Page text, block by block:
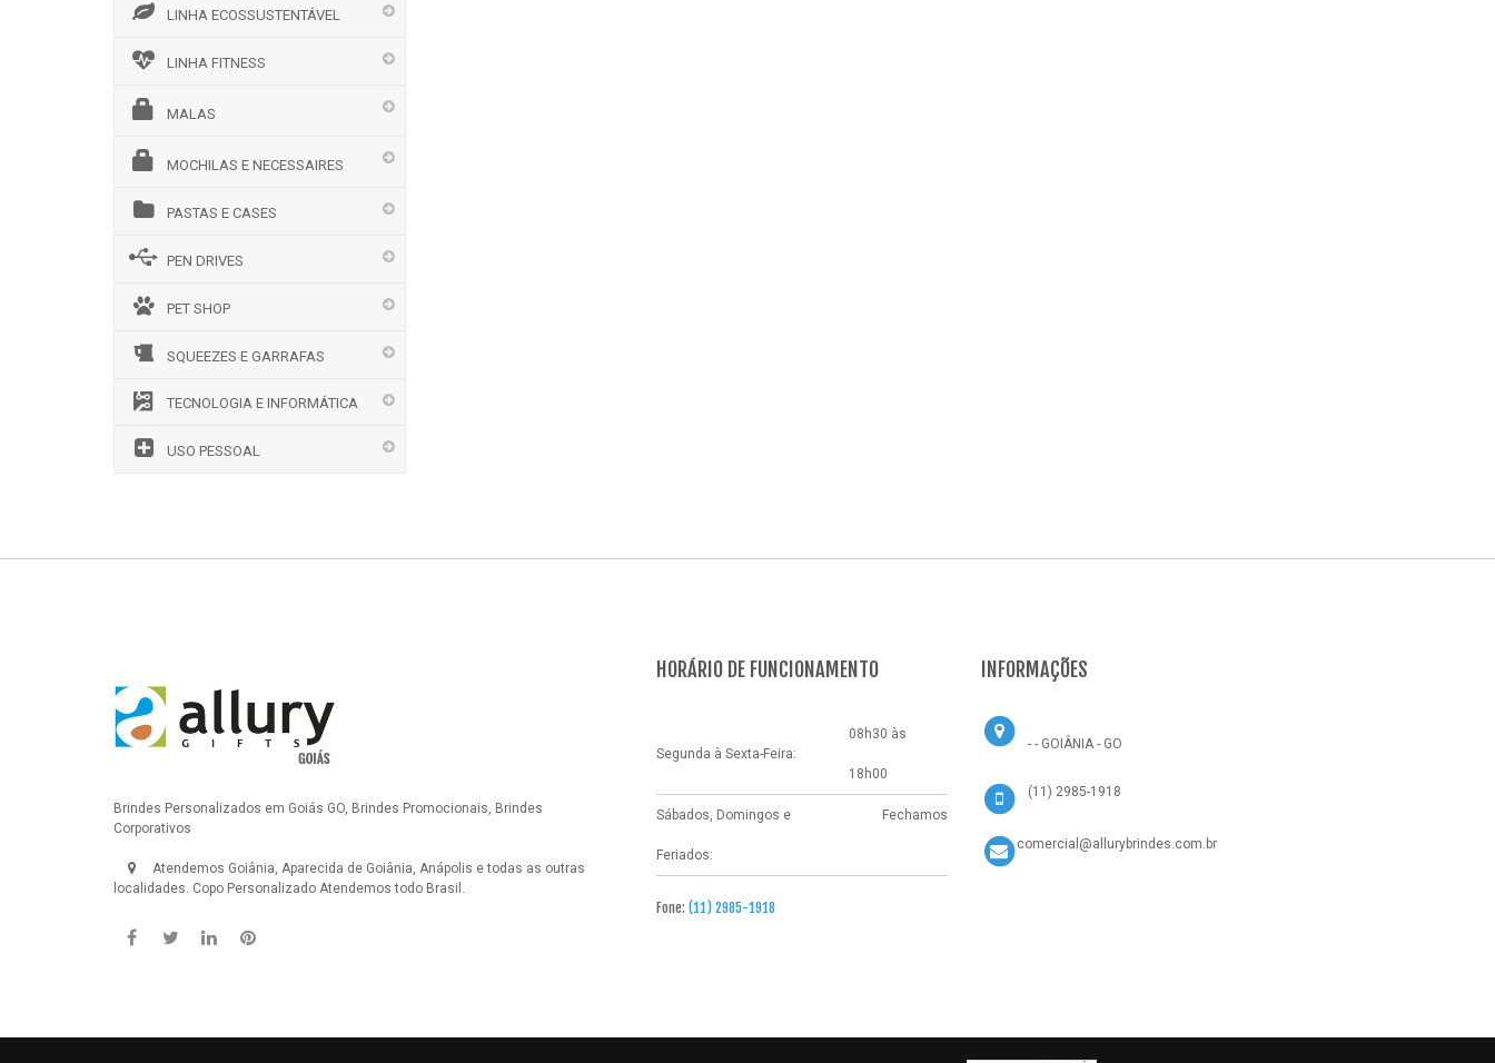
LINHA ECOSSUSTENTÁVEL
LINHA FITNESS
MALAS
MOCHILAS E NECESSAIRES
PASTAS E CASES
PEN DRIVES
PET SHOP
SQUEEZES E GARRAFAS
TECNOLOGIA E INFORMÁTICA
USO PESSOAL
Brindes Personalizados em Goiás GO, Brindes Promocionais, Brindes
Corporativos
Atendemos Goiânia, Aparecida de Goiânia, Anápolis e todas as outras
localidades. Copo Personalizado Atendemos todo Brasil.
HORÁRIO DE FUNCIONAMENTO
Segunda à Sexta-Feira:
08h30 às
18h00
Sábados, Domingos e
Feriados:
Fechamos
Fone: (11) 2985-1918
INFORMAÇÕES
- - GOIÂNIA - GO
(11) 2985-1918
comercial@allurybrindes.com.br